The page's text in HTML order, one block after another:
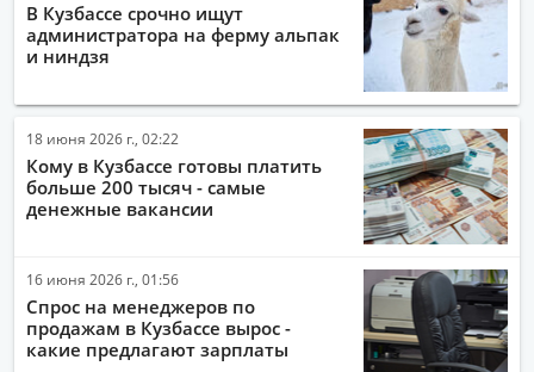
В Кузбассе срочно ищут
администратора на ферму альпак
и ниндзя
18 июня 2026 г., 02:22
Кому в Кузбассе готовы платить
больше 200 тысяч - самые
денежные вакансии
16 июня 2026 г., 01:56
Спрос на менеджеров по
продажам в Кузбассе вырос -
какие предлагают зарплаты